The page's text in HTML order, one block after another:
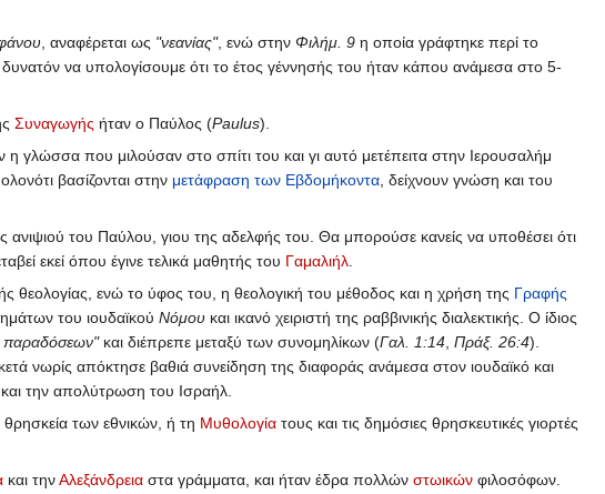
, αναφέρεται ως "νεανίας", ενώ στην Φιλήμ. 9 η οποία γράφτηκε περί το
δυνατόν να υπολογίσουμε ότι το έτος γέννησής του ήταν κάπου ανάμεσα στο 5-
Συναγωγής ήταν ο Παύλος (Paulus).
η γλώσσα που μιλούσαν στο σπίτι του και γι αυτό μετέπειτα στην Ιερουσαλήμ
βασίζονται στην μετάφραση των Εβδομήκοντα, δείχνουν γνώση και του
ανιψιού του Παύλου, γιου της αδελφής του. Θα μπορούσε κανείς να υποθέσει ότι
εκεί όπου έγινε τελικά μαθητής του Γαμαλιήλ.
θεολογίας, ενώ το ύφος του, η θεολογική του μέθοδος και η χρήση της Γραφής
του ιουδαϊκού Νόμου και ικανό χειριστή της ραββινικής διαλεκτικής. Ο ίδιος
παραδόσεων"και διέπρεπε μεταξύ των συνομηλίκων (Γαλ. 1:14, Πράξ. 26:4).
νωρίς απόκτησε βαθιά συνείδηση της διαφοράς ανάμεσα στον ιουδαϊκό και
την απολύτρωση του Ισραήλ.
των εθνικών, ή τη Μυθολογία τους και τις δημόσιες θρησκευτικές γιορτές
και τηνΑλεξάνδρεια στα γράμματα, και ήταν έδρα πολλών στωικών φιλοσόφων.